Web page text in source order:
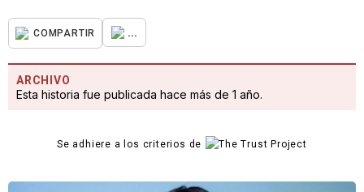
COMPARTIR ...
ARCHIVO
Esta historia fue publicada hace más de 1 año.
Se adhiere a los criterios de